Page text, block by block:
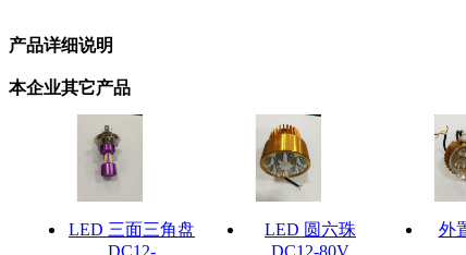
产品详细说明
本企业其它产品
LED 三面三角盘
DC12-
LED 圆六珠
DC12-80V
外